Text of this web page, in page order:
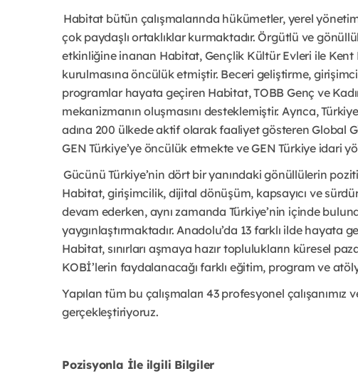
Habitat bütün çalışmalarında hükümetler, yerel
çok paydaşlı ortaklıklar kurmaktadır. Örgütlü ve
etkinliğine inanan Habitat, Gençlik Kültür Evleri ile
kurulmasına öncülük etmiştir. Beceri geliştirme,
programlar hayata geçiren Habitat, TOBB Genç ve
mekanizmanın oluşmasını desteklemiştir. Ayrıca,
adına 200 ülkede aktif olarak faaliyet gösteren Global
GEN Türkiye’ye öncülük etmekte ve GEN Türkiye idari
Gücünü Türkiye’nin dört bir yanındaki gönüllülerin
Habitat, girişimcilik, dijital dönüşüm, kapsayıcı ve
devam ederken, aynı zamanda Türkiye’nin içinde
yaygınlaştırmaktadır. Anadolu’da 13 farklı ilde hayata
Habitat, sınırları aşmaya hazır toplulukların küresel
KOBİ’lerin faydalanacağı farklı eğitim, program ve
Yapılan tüm bu çalışmaları 43 profesyonel çalışanımız
gerçekleştiriyoruz.
Pozisyonla İle ilgili Bilgiler